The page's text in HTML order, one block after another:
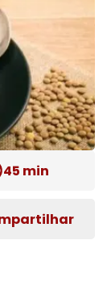
45 min